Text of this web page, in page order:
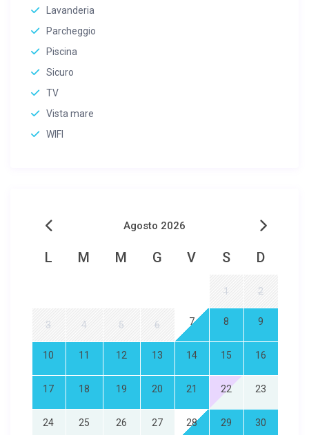
Lavanderia
Parcheggio
Piscina
Sicuro
TV
Vista mare
WIFI
Agosto 2026
L M M G V S D
1 2
3 4 5 6 7 8 9
10 11 12 13 14 15 16
17 18 19 20 21 22 23
24 25 26 27 28 29 30